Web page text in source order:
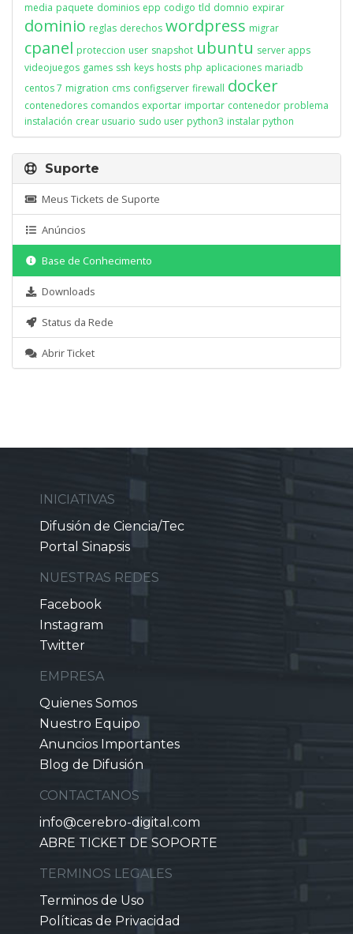
media paquete dominios epp codigo tld domnio expirar
dominio reglas derechos wordpress migrar
cpanel proteccion user snapshot ubuntu server apps
videojuegos games ssh keys hosts php aplicaciones mariadb
centos 7 migration cms configserver firewall docker
contenedores comandos exportar importar contenedor problema
instalación crear usuario sudo user python3 instalar python
Suporte
Meus Tickets de Suporte
Anúncios
Base de Conhecimento
Downloads
Status da Rede
Abrir Ticket
INICIATIVAS
Difusión de Ciencia/Tec
Portal Sinapsis
NUESTRAS REDES
Facebook
Instagram
Twitter
EMPRESA
Quienes Somos
Nuestro Equipo
Anuncios Importantes
Blog de Difusión
CONTACTANOS
info@cerebro-digital.com
ABRE TICKET DE SOPORTE
TERMINOS LEGALES
Terminos de Uso
Políticas de Privacidad